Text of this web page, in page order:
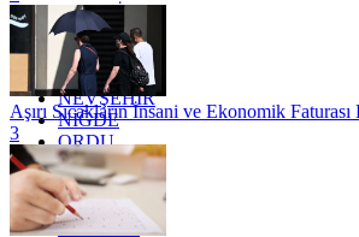
MARDİN
MERSİN
MUĞLA
MUŞ
NEVŞEHİR
NİĞDE
ORDU
OSMANİYE
RİZE
SAKARYA
SAMSUN
Aşırı Sıcakların İnsani ve Ekonomik
3